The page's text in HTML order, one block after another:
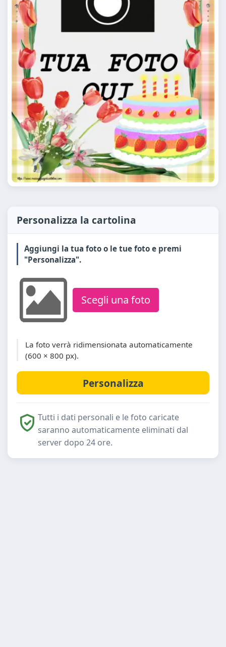
Personalizza la cartolina
Aggiungi la tua foto o le tue foto e premi
"Personalizza".
Scegli una foto
La foto verrà ridimensionata automaticamente
(600 × 800 px).
Tutti i dati personali e le foto caricate
saranno automaticamente eliminati dal
server dopo 24 ore.